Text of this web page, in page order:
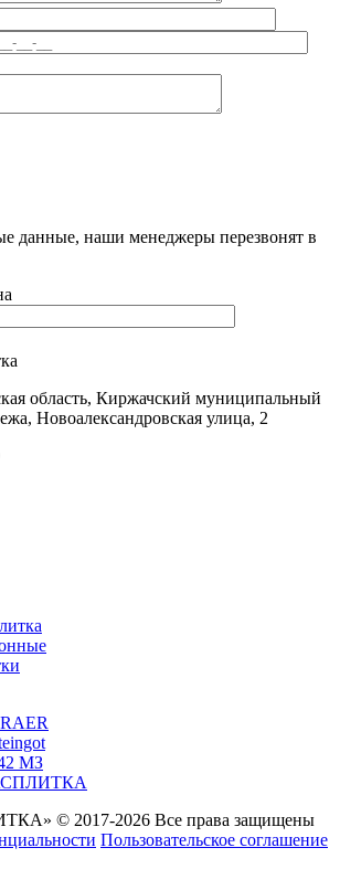
данные, наши менеджеры перезвонят в
область, Киржачский муниципальный
Новоалександровская улица, 2
МЗ
© 2017-2026 Все права защищены
Пользовательское соглашение